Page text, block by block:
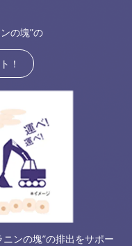
の塊”の
！
ンの塊”の排出をサポー